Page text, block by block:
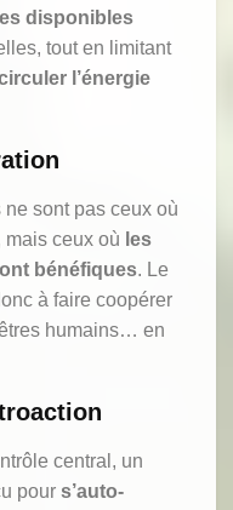
disponibles
tout en limitant
l’énergie
sont pas ceux où
mais ceux où les
bénéfiques. Le
à faire coopérer
humains… en
central, un
pour s’auto-